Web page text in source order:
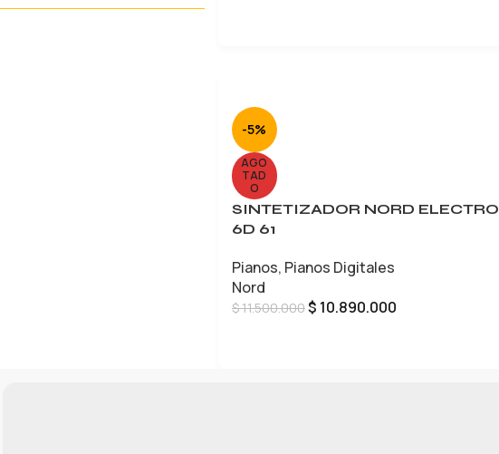
-5%
AGO
TAD
O
SINTETIZADOR NORD ELECTRO
6D 61
Pianos, Pianos Digitales
Nord
$11.500.000$ 10.890.000